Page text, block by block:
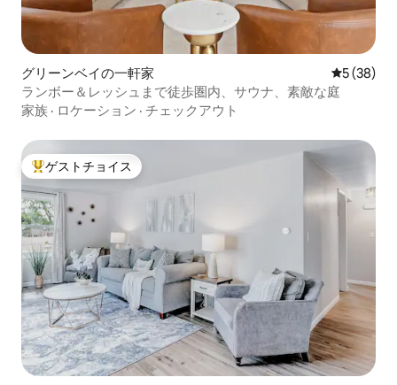
グリーンベイの一軒家 レビュー
5 (38)
ランボー＆レッシュまで徒歩圏内、サウナ、素敵な庭
家族 · ロケーション · チェックアウト
大好評のゲストチョイスです。
ゲストチョイス